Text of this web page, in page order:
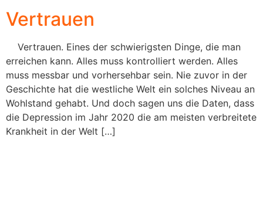
Vertrauen
Vertrauen. Eines der schwierigsten Dinge, die man
erreichen kann. Alles muss kontrolliert werden. Alles
muss messbar und vorhersehbar sein. Nie zuvor in der
Geschichte hat die westliche Welt ein solches Niveau an
Wohlstand gehabt. Und doch sagen uns die Daten, dass
die Depression im Jahr 2020 die am meisten verbreitete
Krankheit in der Welt […]